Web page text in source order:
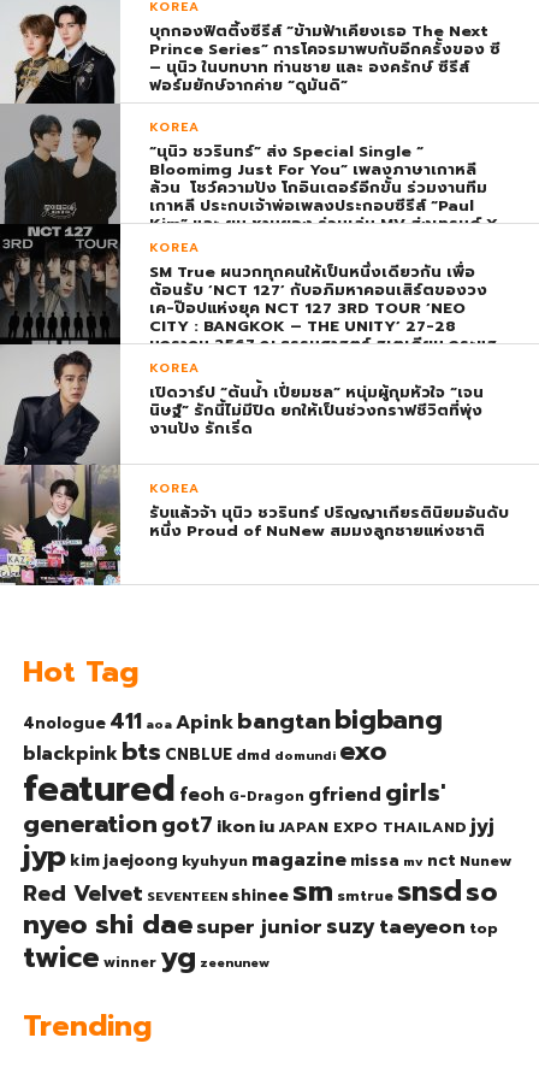
KOREA
บุกกองฟิตติ้งซีรีส์ “ข้ามฟ้าเคียงเธอ The Next
Prince Series” การโคจรมาพบกับอีกครั้งของ ซี
– นุนิว ในบทบาท ท่านชาย และ องครักษ์ ซีรีส์
ฟอร์มยักษ์จากค่าย “ดูมันดิ”
KOREA
“นุนิว ชวรินทร์” ส่ง Special Single “
Bloomimg Just For You” เพลงภาษาเกาหลี
ล้วน โชว์ความปัง โกอินเตอร์อีกขั้น ร่วมงานทีม
เกาหลี ประกบเจ้าพ่อเพลงประกอบซีรีส์ “Paul
Kim” และ ยุน ชานยอง ร่วมเล่น MV ส่งเทรนด์ X
พุ่ง ติดอันดับ 1 โลก
KOREA
SM True ผนวกทุกคนให้เป็นหนึ่งเดียวกัน เพื่อ
ต้อนรับ ‘NCT 127’ กับอภิมหาคอนเสิร์ตของวง
เค-ป๊อปแห่งยุค NCT 127 3RD TOUR ‘NEO
CITY : BANGKOK – THE UNITY’ 27-28
มกราคม 2567 ณ ธรรมศาสตร์ สเตเดียม กระแส
ตอบรับยิ่งใหญ่สมการรอคอย บัตร SOLD OUT
ทุกที่นั่งทันทีที่เปิดจำหน่าย !
KOREA
เปิดวาร์ป “ต้นน้ำ เปี่ยมชล” หนุ่มผู้กุมหัวใจ “เจน
นิษฐ์” รักนี้ไม่มีปิด ยกให้เป็นช่วงกราฟชีวิตที่พุ่ง
งานปัง รักเริ่ด
KOREA
รับแล้วจ้า นุนิว ชวรินทร์ ปริญญาเกียรตินิยมอันดับ
หนึ่ง Proud of NuNew สมมงลูกชายแห่งชาติ
Hot Tag
4nologue 411 aoa Apinkbangtanbigbang
blackpinkbts CNBLUE dmd domundi exo
featured feoh G-Dragon gfriend girls'
generationgot7 ikoniu JAPAN EXPO THAILAND jyj
jyp kim jaejoong kyuhyun magazine missa mv nct Nunew
Red Velvet SEVENTEEN shinee sm smtrue snsdso
nyeo shi daesuper junior suzytaeyeon top
twice winner yg zeenunew
Trending